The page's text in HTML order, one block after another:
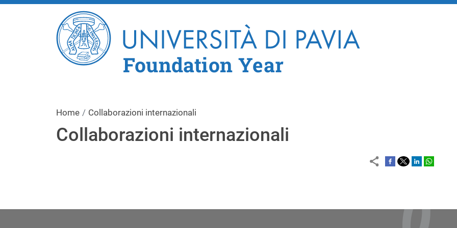
Salta al contenuto principale
Foundation Year
Home Collaborazioni internazionali
Collaborazioni internazionali